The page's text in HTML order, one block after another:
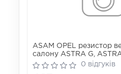
ASAM OPEL резистор
салону ASTRA G,
98-
0 відгуків